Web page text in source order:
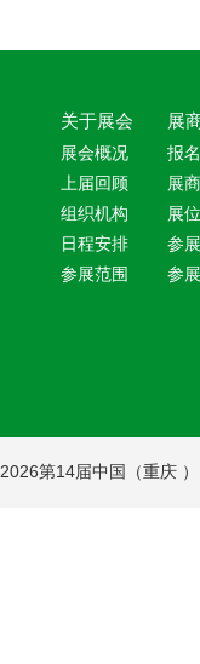
关于展会
展会概况
上届回顾
组织机构
日程安排
参展范围
展
报
展
展
参
参
2026第14届中国（重庆